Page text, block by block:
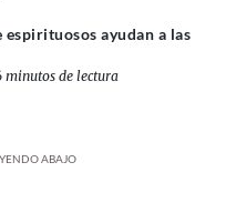
espirituosos ayudan a las
minutos de lectura
ABAJO